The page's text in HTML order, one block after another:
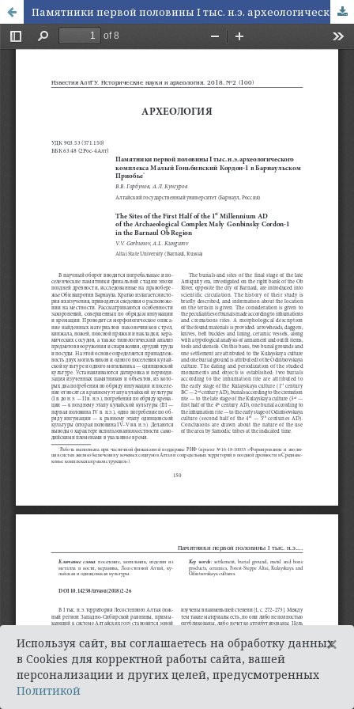
Памятники первой половины I тыс. н.э. археологического комплекса Малый Гоньбинский Кордон-1 в Барнаульском Приобье
Используя сайт, вы соглашаетесь на обработку данных
в Cookies для корректной работы сайта, вашей
персонализации и других целей, предусмотренных
Политикой
×